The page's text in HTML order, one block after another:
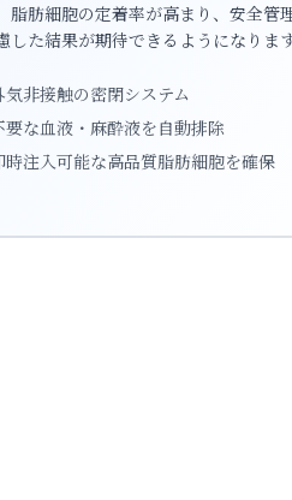
脂肪細胞の定着率が高まり、安全管
した結果が期待できるようになります
気非接触の密閉システム
要な血液・麻酔液を自動排除
時注入可能な高品質脂肪細胞を確保